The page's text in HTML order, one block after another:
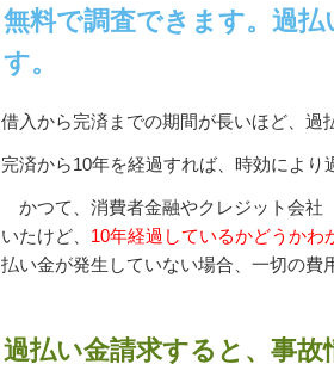
無料で調査できます。過
す。
借入から完済までの期間が長いほど、過
完済から10年を経過すれば、時効により
かつて、消費者金融やクレジット会社
いたけど、 10年経過しているかどうかわ
払い金が発生していない場合、一切の費
過払い金請求すると、事